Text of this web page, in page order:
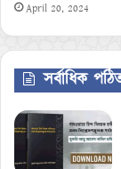
April 20, 2024
সর্বাধিক